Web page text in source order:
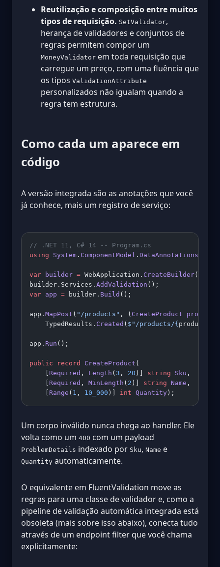
Reutilização e composição entre muitos
tipos de requisição. SetValidator,
herança de validadores e conjuntos de
regras permitem compor um
MoneyValidator em toda requisição que
carregue um preço, com uma fluência que
os tipos ValidationAttribute
personalizados não igualam quando a
regra tem estrutura.
Como cada um aparece em
código
A versão integrada são as anotações que você
já conhece, mais um registro de serviço:
// .NET 11, C# 14 -- Program.cs
using System . ComponentModel . DataAnnotations
var builder = WebApplication. CreateBuilder
builder.Services. AddValidation ();
var app = builder. Build ();
app. MapPost ( "/products" , ( CreateProduct product
    TypedResults.
Created ( $"/products/{ product
app. Run ();
public record CreateProduct (
Required , Length ( 3 , 20 )] string Sku ,
Required , MinLength ( 2 )] string Name ,
Range ( 1 , 10_000 )] int Quantity );
Um corpo inválido nunca chega ao handler. Ele
volta como um 400 com um payload
ProblemDetails indexado por Sku, Name e
Quantity automaticamente.
O equivalente em FluentValidation move as
regras para uma classe de validador e, como a
pipeline de validação automática integrada está
obsoleta (mais sobre isso abaixo), conecta tudo
através de um endpoint filter que você chama
explicitamente: